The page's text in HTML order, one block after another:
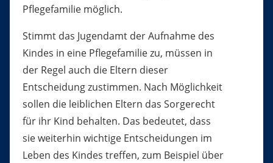
Pflegefamilie möglich.
Stimmt das Jugendamt der Aufnahme des
Kindes in eine Pflegefamilie zu, müssen in
der Regel auch die Eltern dieser
Entscheidung zustimmen. Nach Möglichkeit
sollen die leiblichen Eltern das Sorgerecht
für ihr Kind behalten. Das bedeutet, dass
sie weiterhin wichtige Entscheidungen im
Leben des Kindes treffen, zum Beispiel über